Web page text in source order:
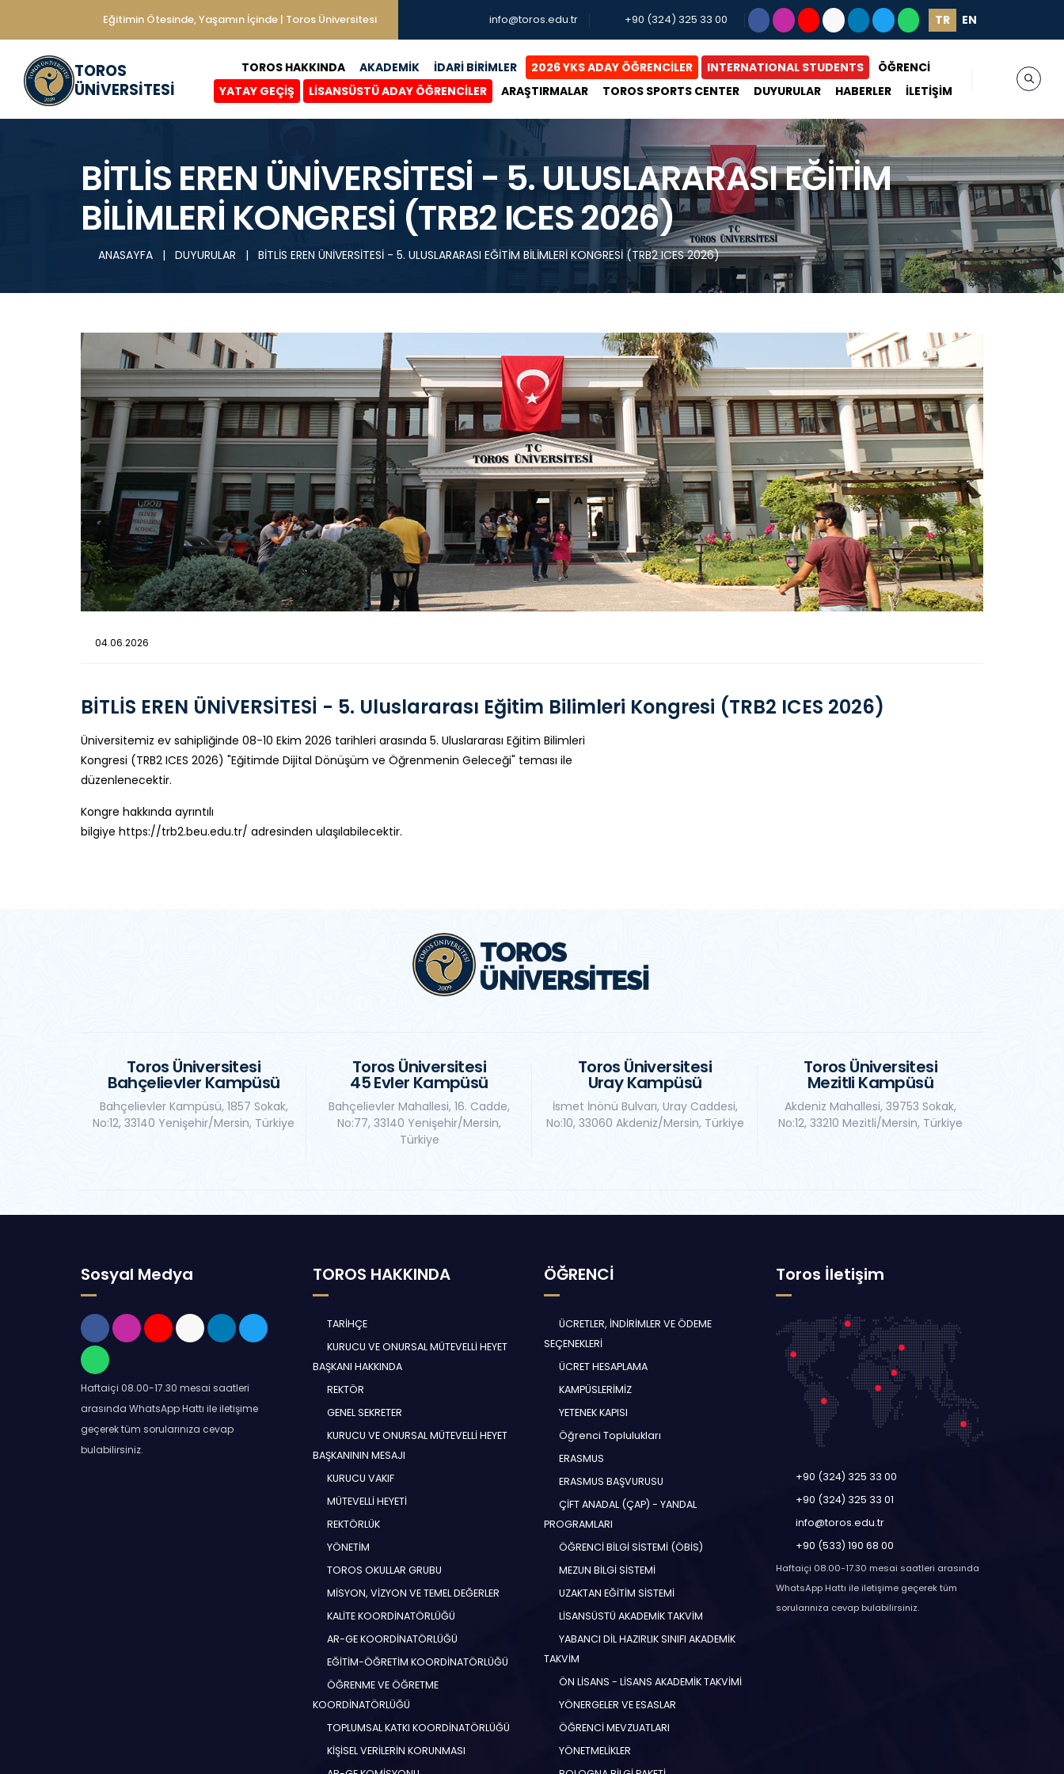
Eğitimin Ötesinde, Yaşamın İçinde | Toros Üniversitesi info@toros.edu.tr +90 (324) 325 33 00 TR EN
TOROS
ÜNİVERSİTESİ
TOROS HAKKINDA AKADEMİK İDARİ BİRİMLER 2026 YKS ADAY ÖĞRENCİLER INTERNATIONAL STUDENTS
ÖĞRENCİ
YATAY GEÇİŞ
LİSANSÜSTÜ ADAY ÖĞRENCİLER ARAŞTIRMALAR TOROS SPORTS CENTER DUYURULAR HABERLER İLETİŞİM
BİTLİS EREN ÜNİVERSİTESİ - 5. ULUSLARARASI EĞİTİM
BİLİMLERİ KONGRESİ (TRB2 ICES 2026)
ANASAYFA | DUYURULAR | BİTLİS EREN ÜNİVERSİTESİ - 5. ULUSLARARASI EĞİTİM BİLİMLERİ KONGRESİ (TRB2 ICES 2026)
04.06.2026
BİTLİS EREN ÜNİVERSİTESİ - 5. Uluslararası Eğitim Bilimleri Kongresi (TRB2 ICES 2026)
Üniversitemiz ev sahipliğinde 08-10 Ekim 2026 tarihleri arasında 5. Uluslararası Eğitim Bilimleri
Kongresi (TRB2 ICES 2026) "Eğitimde Dijital Dönüşüm ve Öğrenmenin Geleceği" teması ile
düzenlenecektir.
Kongre hakkında ayrıntılı
bilgiye https://trb2.beu.edu.tr/ adresinden ulaşılabilecektir.
Toros Üniversitesi
Bahçelievler Kampüsü
Bahçelievler Kampüsü, 1857 Sokak,
No:12, 33140 Yenişehir/Mersin, Türkiye
Toros Üniversitesi
45 Evler Kampüsü
Bahçelievler Mahallesi, 16. Cadde,
No:77, 33140 Yenişehir/Mersin,
Türkiye
Toros Üniversitesi
Uray Kampüsü
İsmet İnönü Bulvarı, Uray Caddesi,
No:10, 33060 Akdeniz/Mersin, Türkiye
Toros Üniversitesi
Mezitli Kampüsü
Akdeniz Mahallesi, 39753 Sokak,
No:12, 33210 Mezitli/Mersin, Türkiye
Sosyal Medya
Haftaiçi 08.00-17.30 mesai saatleri
arasında WhatsApp Hattı ile iletişime
geçerek tüm sorularınıza cevap
bulabilirsiniz.
TOROS HAKKINDA
TARİHÇE
KURUCU VE ONURSAL MÜTEVELLİ HEYET
BAŞKANI HAKKINDA
REKTÖR
GENEL SEKRETER
KURUCU VE ONURSAL MÜTEVELLİ HEYET
BAŞKANININ MESAJI
KURUCU VAKIF
MÜTEVELLİ HEYETİ
REKTÖRLÜK
YÖNETİM
TOROS OKULLAR GRUBU
MİSYON, VİZYON VE TEMEL DEĞERLER
KALİTE KOORDİNATÖRLÜĞÜ
AR-GE KOORDİNATÖRLÜĞÜ
EĞİTİM-ÖĞRETİM KOORDİNATÖRLÜĞÜ
ÖĞRENME VE ÖĞRETME
KOORDİNATÖRLÜĞÜ
TOPLUMSAL KATKI KOORDİNATÖRLÜĞÜ
KİŞİSEL VERİLERİN KORUNMASI
ÖĞRENCİ
ÜCRETLER, İNDİRİMLER VE ÖDEME
SEÇENEKLERİ
ÜCRET HESAPLAMA
KAMPÜSLERİMİZ
YETENEK KAPISI
Öğrenci Toplulukları
ERASMUS
ERASMUS BAŞVURUSU
ÇİFT ANADAL (ÇAP) - YANDAL
PROGRAMLARI
ÖĞRENCİ BİLGİ SİSTEMİ (ÖBİS)
MEZUN BİLGİ SİSTEMİ
UZAKTAN EĞİTİM SİSTEMİ
LİSANSÜSTÜ AKADEMİK TAKVİM
YABANCI DİL HAZIRLIK SINIFI AKADEMİK
TAKVİM
ÖN LİSANS - LİSANS AKADEMİK TAKVİMİ
YÖNERGELER VE ESASLAR
ÖĞRENCİ MEVZUATLARI
YÖNETMELİKLER
Toros İletişim
+90 (324) 325 33 00
+90 (324) 325 33 01
info@toros.edu.tr
+90 (533) 190 68 00
Haftaiçi 08.00-17.30 mesai saatleri arasında
WhatsApp Hattı ile iletişime geçerek tüm
sorularınıza cevap bulabilirsiniz.